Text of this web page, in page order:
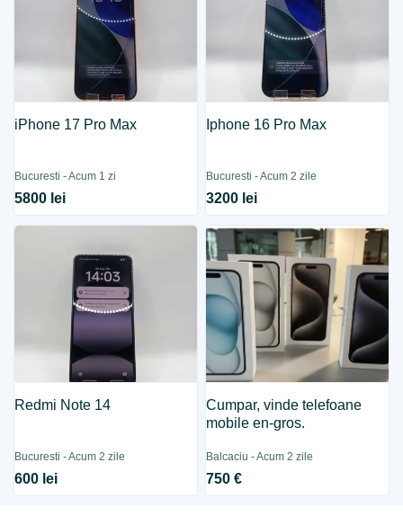
iPhone 17 Pro Max
Bucuresti - Acum 1 zi
5800 lei
Iphone 16 Pro Max
Bucuresti - Acum 2 zile
3200 lei
Redmi Note 14
Bucuresti - Acum 2 zile
600 lei
Cumpar, vinde telefoane
mobile en-gros.
Balcaciu - Acum 2 zile
750 €